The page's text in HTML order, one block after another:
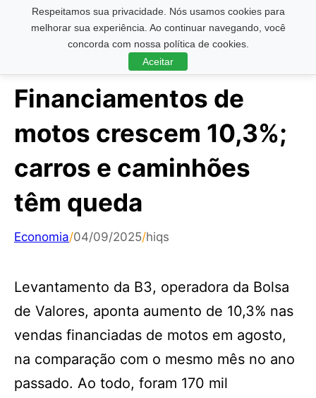
Respeitamos sua privacidade. Nós usamos cookies para
melhorar sua experiência. Ao continuar navegando, você
concorda com nossa política de cookies.
Aceitar
Pesquisar ...
Financiamentos de
motos crescem 10,3%;
carros e caminhões
têm queda
Economia/04/09/2025/hiqs
Levantamento da B3, operadora da Bolsa
de Valores, aponta aumento de 10,3% nas
vendas financiadas de motos em agosto,
na comparação com o mesmo mês no ano
passado. Ao todo, foram 170 mil